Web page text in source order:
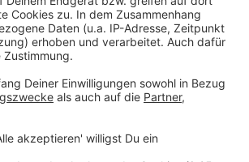
byUsercentrics Consent
Management Platform
Prime Video
ist auf der Siche nach dem Drachen -